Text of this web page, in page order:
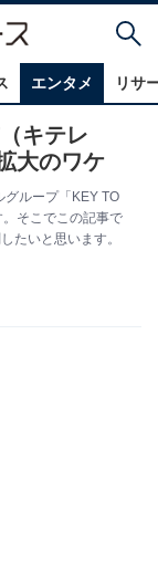
エンタメ リサ
キテレ
大のワケ
グループ「KEY TO
そこでこの記事で
たいと思います。